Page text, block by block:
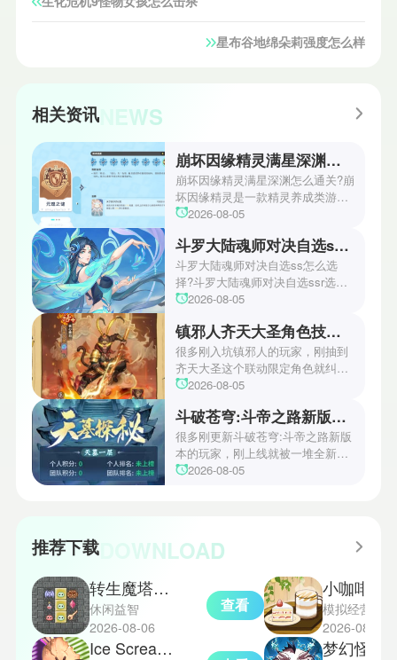
星布谷地绵朵莉强度怎么样
相关资讯NEWS
崩坏因缘精灵满星深渊怎么通关
崩坏因缘精灵满星深渊怎么通关?崩
坏因缘精灵是一款精灵养成类游
戏。在这款游戏里每天都会有很多
可以获得相应的福利，包含各种稀
有资源，道具和兑换券等等，其中
深渊副本算是难度比较高的副本，
迄今为止能够满星通关的玩家很
坏因缘精灵满星深渊通关攻略，不
要错过了!
2026-08-05
斗罗大陆魂师对决自选ssr选择攻略
斗罗大陆魂师对决自选ss怎么选
择?斗罗大陆魂师对决自选ssr选择
斗罗大陆魂师对决游戏中拥有超多
SSR级角色，那么玩家该怎么选择
呢?今天小编这里为大家带来了斗罗
大陆魂师对决自选ssr选择推荐，从
控制系，辅助系，强攻系和敏攻系
级角色玩家赶紧来看看吧。
2026-08-05
镇邪人齐天大圣角色技能如何
很多刚入坑镇邪人的玩家，刚抽到
齐天大圣这个联动限定角色就纠结
要不要花资源拉满，有人说他群攻
也有人把他练满后在地宫副本里乱
杀，关于他的技能强度争议一直没
停过。小编把他全技能的实战细节
全测了一遍，今天就给大家详细讲
2026-08-05
斗破苍穹:斗帝之路新版本全新玩法有哪些
很多刚更新斗破苍穹:斗帝之路新版
本的玩家，刚上线就被一堆全新玩
法搞得摸不着头脑，小编把本次版
还是公平竞技，都能拿到远超普通
家揭晓斗破苍穹:斗帝之路新版本的
全新玩法都有哪些。
2026-08-05
推荐下载DOWNLOAD
转生魔塔中文版
休闲益智
2026-08-06
查看
Ice Scream3中文版
模拟经营
2026-08-06